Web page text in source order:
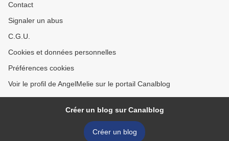
Contact
Signaler un abus
C.G.U.
Cookies et données personnelles
Préférences cookies
Voir le profil de AngelMelie sur le portail Canalblog
Créer un blog sur Canalblog
Créer un blog